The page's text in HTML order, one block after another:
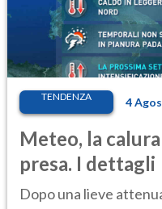
TENDENZA 4
Meteo, la
presa. I dettagli
Dopo una lieve